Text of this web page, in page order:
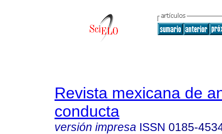
Revista mexicana de
conducta
versión impresa ISSN 0185-